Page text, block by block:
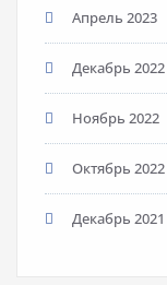
Апрель 2023
Декабрь 2022
Ноябрь 2022
Октябрь 2022
Декабрь 2021